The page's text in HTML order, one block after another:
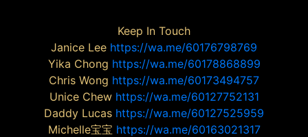
Keep In Touch
Janice Lee https://wa.me/60176798769
Yika Chong https://wa.me/60178868899
Chris Wong https://wa.me/60173494757
Unice Chewhttps://wa.me/60127752131
Daddy Lucas https://wa.me/60127525959
Michelle宝宝 https://wa.me/60163021317